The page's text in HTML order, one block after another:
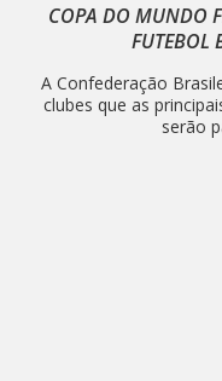
COPA DO MUNDO
FUTEBOL
A Confederação
clubes que as
serão